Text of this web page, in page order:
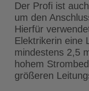
Der Profi ist
um den
Hierfür
Elektrikerin eine
mindestens 2,5
hohem
größeren